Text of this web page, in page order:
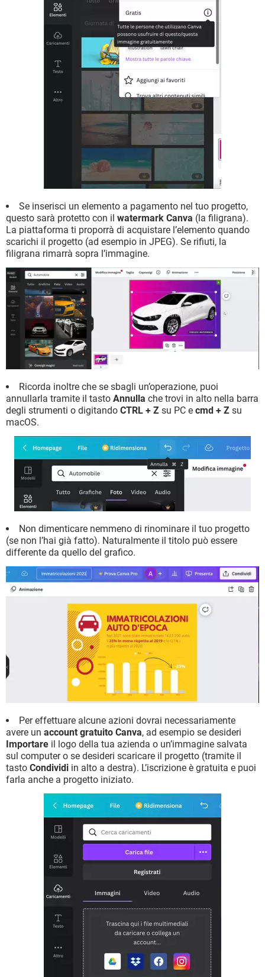
Se inserisci un elemento a pagamento nel tuo progetto,
questo sarà protetto con il watermark Canva (la filigrana).
La piattaforma ti proporrà di acquistare l’elemento quando
scarichi il progetto (ad esempio in JPEG). Se rifiuti, la
filigrana rimarrà sopra l’immagine.
Ricorda inoltre che se sbagli un’operazione, puoi
annullarla tramite il tasto Annulla che trovi in alto nella barra
degli strumenti o digitando CTRL + Z su PC e cmd + Z su
macOS.
Non dimenticare nemmeno di rinominare il tuo progetto
(se non l’hai già fatto). Naturalmente il titolo può essere
differente da quello del grafico.
Per effettuare alcune azioni dovrai necessariamente
avere un account gratuito Canva, ad esempio se desideri
Importare il logo della tua azienda o un’immagine salvata
sul computer o se desideri scaricare il progetto (tramite il
tasto Condividi in alto a destra). L’iscrizione è gratuita e puoi
farla anche a progetto iniziato.